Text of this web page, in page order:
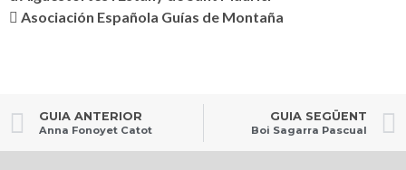
Asociación Española Guías de Montaña
GUIA ANTERIOR
Anna Fonoyet Catot
GUIA SEGÜENT
Boi Sagarra Pascual